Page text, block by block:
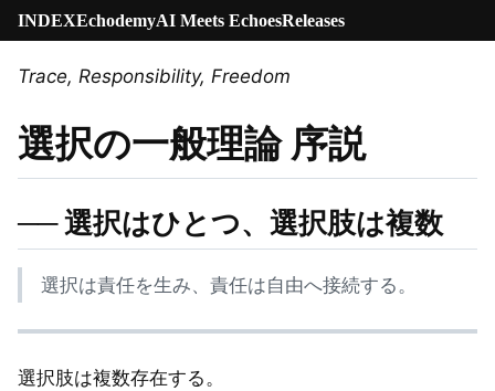
INDEXEchodemyAI Meets EchoesReleases
Trace, Responsibility, Freedom
選択の一般理論 序説
── 選択はひとつ、選択肢は複数
選択は責任を生み、責任は自由へ接続する。
選択肢は複数存在する。